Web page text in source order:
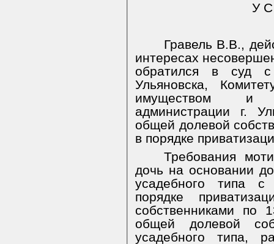
У
Гравель В.В.,
интересах
обратился в суд
Ульяновска,
имуществом и
администрации г.
общей долевой
в порядке
Требования
дочь на основании
усадебного типа
порядке
собственниками по
общей долевой
усадебного типа,